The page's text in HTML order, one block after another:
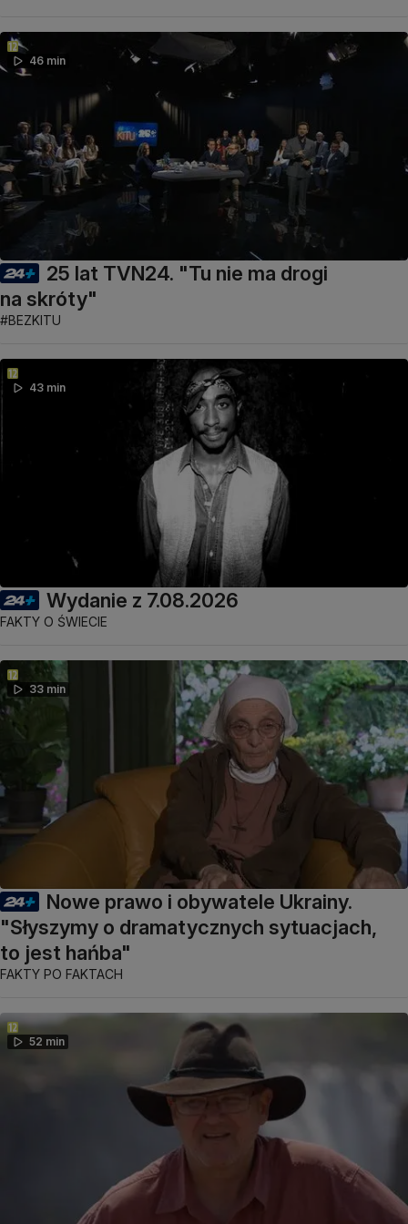
46 min
25 lat TVN24. "Tu nie ma drogi
na skróty"
#BEZKITU
43 min
Wydanie z 7.08.2026
FAKTY O ŚWIECIE
33 min
Nowe prawo i obywatele Ukrainy.
"Słyszymy o dramatycznych sytuacjach,
to jest hańba"
FAKTY PO FAKTACH
52 min